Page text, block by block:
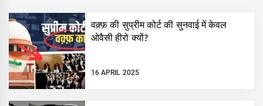
वक़्फ़ की सुप्रीम कोर्ट की सुनवाई में केवल
ओवैसी हीरो क्यों?
16 APRIL 2025